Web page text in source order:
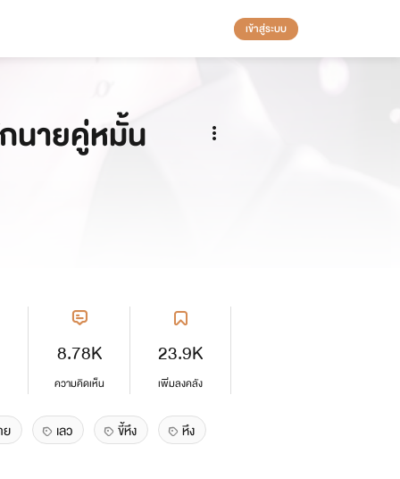
เข้าสู่ระบบ
นายคู่หมั้น
8.78K
ความคิดเห็น
23.9K
เพิ่มลงคลัง
เลว ขี้หึง หึง